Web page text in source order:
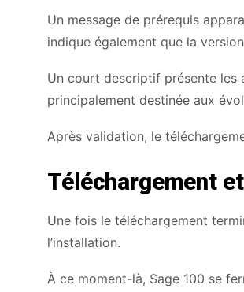
Un message de prérequis
indique également que la
Un court descriptif présente les
principalement destinée aux
Après validation, le
Téléchargement
Une fois le téléchargement
l’installation.
À ce moment-là, Sage 100 se